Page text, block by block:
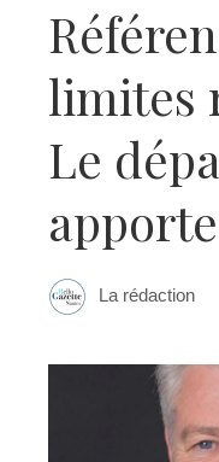
limites
Le
La rédaction